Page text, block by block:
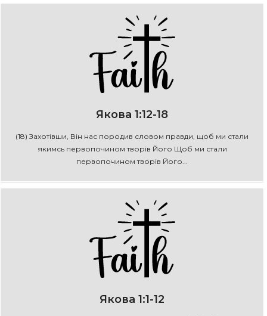
Якова 1:12-18
(18) Захотівши, Він нас породив словом правди, щоб ми стали
якимсь первопочином творів Його Щоб ми стали
первопочином творів Його...
Якова 1:1-12